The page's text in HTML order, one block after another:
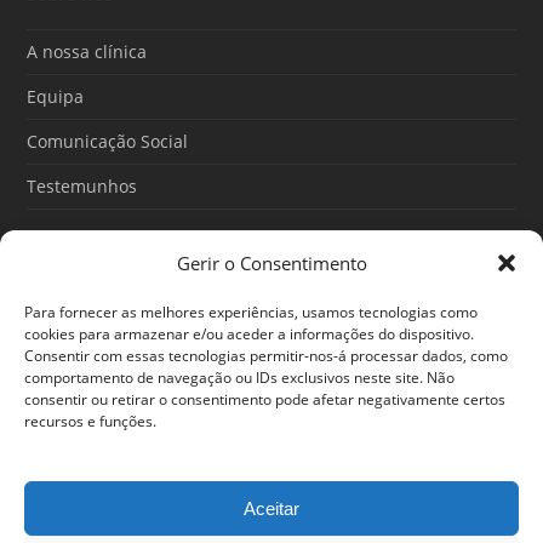
Gerir o Consentimento
Para fornecer as melhores experiências, usamos tecnologias como
cookies para armazenar e/ou aceder a informações do dispositivo.
Consentir com essas tecnologias permitir-nos-á processar dados, como
comportamento de navegação ou IDs exclusivos neste site. Não
consentir ou retirar o consentimento pode afetar negativamente certos
recursos e funções.
Aceitar
o e r
A nossa clínica
Equipa
Comunicação Social
Testemunhos
O Poder do Subconsciente: esse poder é teu
30/06/2026
Ansiedade: cuidar de si antes que o alerta tome conta da
sua vida